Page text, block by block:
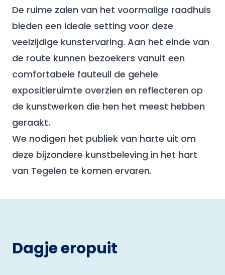
De ruime zalen van het voormalige raadhuis
bieden een ideale setting voor deze
veelzijdige kunstervaring. Aan het einde van
de route kunnen bezoekers vanuit een
comfortabele fauteuil de gehele
expositieruimte overzien en reflecteren op
de kunstwerken die hen het meest hebben
geraakt.
We nodigen het publiek van harte uit om
deze bijzondere kunstbeleving in het hart
van Tegelen te komen ervaren.
Dagje eropuit